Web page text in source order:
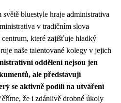
bluestyle hraje administrativa
v tradičním slova
které zajišťuje hladký
naše talentované kolegy v jejich
oddělení nejsou jen
ale představují
se aktivně podílí na utváření
že i zdánlivě drobné úkoly